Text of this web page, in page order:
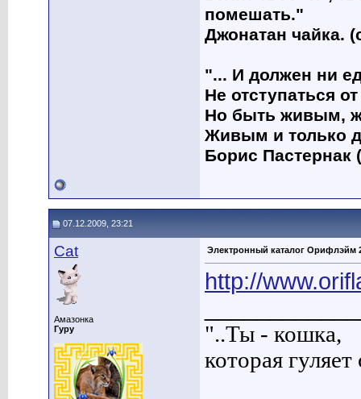
помешать."
Джонатан чайка.
"... И должен ни
Не отступаться
Но быть живым,
Живым и только
Борис Пастернак
07.12.2009, 23:21
Cat
Амазонка
Гуру
Электронный каталог Орифлэйм
http://
"..Ты - кошка,
которая